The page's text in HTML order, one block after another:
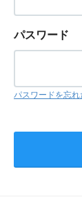
パスワード
パスワードを忘れ